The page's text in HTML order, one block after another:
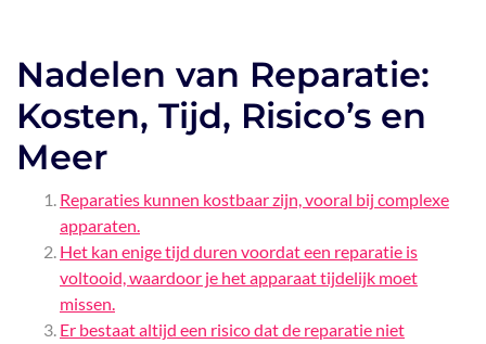
Nadelen van Reparatie:
Kosten, Tijd, Risico’s en
Meer
Reparaties kunnen kostbaar zijn, vooral bij complexe
apparaten.
Het kan enige tijd duren voordat een reparatie is
voltooid, waardoor je het apparaat tijdelijk moet
missen.
Er bestaat altijd een risico dat de reparatie niet